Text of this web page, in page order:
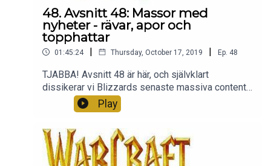
48. Avsnitt 48: Massor med
nyheter - rävar, apor och
topphattar
01:45:24 | Thursday, October 17, 2019 | Ep. 48
TJABBA! Avsnitt 48 är här, och självklart
dissikerar vi Blizzards senaste massiva content
preview! Vilken grej. Allt från patchen, raiden,
raserna till de gräsliga topphattarna. Häng med
vetja. Tack för att ni lyssnar och är med oss - ni är
bäst. Peace.
Play